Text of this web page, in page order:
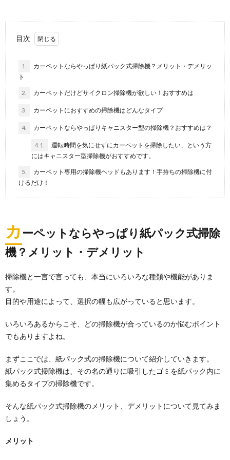
決め方について徹底解説
ーニング・打ち直し頻度
の頻度で掃除をすれば良いのかわからない人もいるの
掃除で面倒な床はモップで解決！モップの
選び方、使い方のコツ
フローリングの床を掃除する時に役立つのが「モッ
プ」です。 立ったまま床掃除ができますし、最近は
目次
1.
カーペットならやっぱり紙パック式掃除機？メリット・デメリッ
ト
2. カーペットだけどサイクロン掃除機が欲しい！おすすめは
3. カーペットにおすすめの掃除機はどんなタイプ
4. カーペットならやっぱりキャニスター型の掃除機？おすすめは？
4.1.
運転時間を気にせずにカーペットを掃除したい、という方
にはキャニスター型掃除機がおすすめです。
5.
カーペット専用の掃除機ヘッドもあります！手持ちの掃除機に付
けるだけ！
カ ーペットならやっぱり紙パック式掃除
機？メリット・デメリット
掃除機と一言で言っても、本当にいろいろな種類や機能がありま
す。
目的や用途によって、選択の幅も広がっていると思います。
いろいろあるからこそ、どの掃除機が合っているのか悩むポイント
でもありますよね。
まずここでは、紙パック式の掃除機について紹介していきます。
紙パック式掃除機は、その名の通りに吸引したゴミを紙パック内に
集めるタイプの掃除機です。
そんな紙パック式掃除機のメリット、デメリットについて見てみま
しょう。
メリット